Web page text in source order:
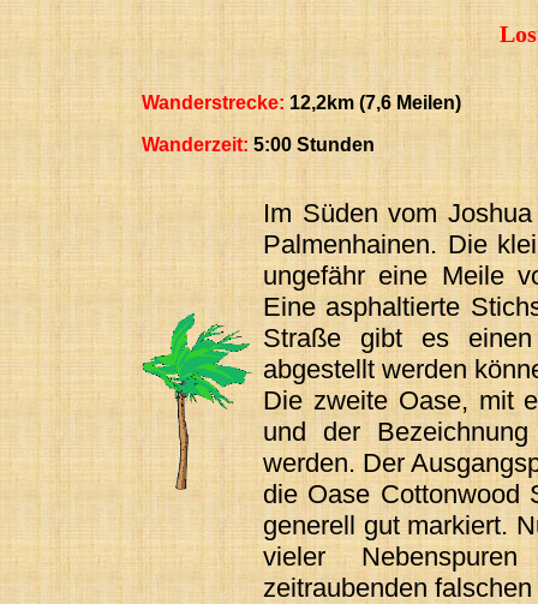
Wanderstrecke:12,2km (7,6 Meilen)
Wanderzeit: 5:00 Stunden
Im Süden vom
Palmenhainen. Die
ungefähr eine Meile
Eine asphaltierte
Straße gibt es
abgestellt werden
Die zweite Oase, mit
und der
werden. Der
die Oase Cottonwood
generell gut markiert.
vieler
zeitraubenden